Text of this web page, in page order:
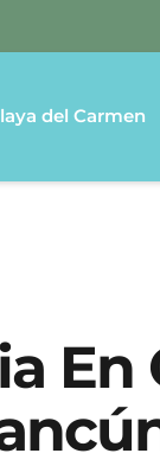
del Carmen
En